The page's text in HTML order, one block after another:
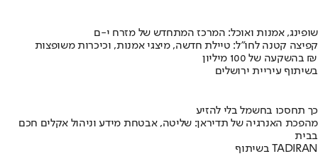
שופינג, אמנות ואוכל: המרכז המתחדש של מזרח י-ם
קפיצה קטנה לחו"ל: טיילת חדשה, מיצגי אמנות, וכיכרות משופצות
בהשקעה של 100 מיליון ₪
בשיתוף עיריית ירושלים
כך תחסכו בחשמל בלי להזיע
מהפכת האנרגיה של תדיראן: שליטה, אבטחת מידע וניהול אקלים חכם
בבית
בשיתוף TADIRAN